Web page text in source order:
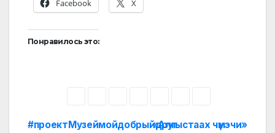
Facebook X
Понравилось это:
«Алгыстаах чүмэчи»
#проектМузеймойдобрыйдруг